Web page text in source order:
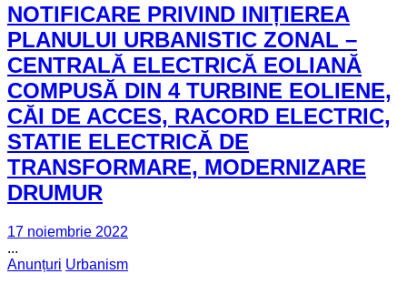
NOTIFICARE PRIVIND INIȚIEREA
PLANULUI URBANISTIC ZONAL –
CENTRALĂ ELECTRICĂ EOLIANĂ
COMPUSĂ DIN 4 TURBINE EOLIENE,
CĂI DE ACCES, RACORD ELECTRIC,
STATIE ELECTRICĂ DE
TRANSFORMARE, MODERNIZARE
DRUMUR
17 noiembrie 2022
...
Anunțuri Urbanism